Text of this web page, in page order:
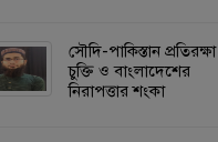
সৌদি-পাকিস্তান প্রতিরক্ষা
চুক্তি ও বাংলাদেশের
নিরাপত্তার শংকা